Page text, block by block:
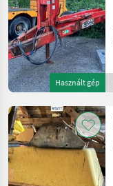
Használt gép